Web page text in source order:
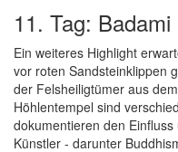
11. Tag: Badami
Ein weiteres Highlight
vor roten Sandsteinklippen
der Felsheiligtümer aus
Höhlentempel sind
dokumentieren den
Künstler - darunter